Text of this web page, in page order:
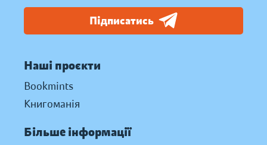
Підписатись
Наші проєкти
Bookmints
Книгоманія
Більше інформації